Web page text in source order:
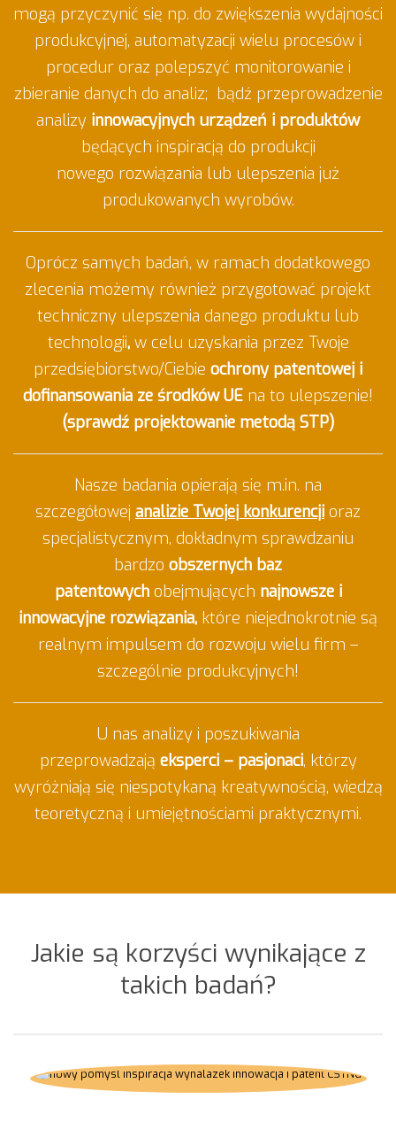
mogą przyczynić się np. do zwiększenia wydajności
produkcyjnej, automatyzacji wielu procesów i
procedur oraz polepszyć monitorowanie i
zbieranie danych do analiz; bądź przeprowadzenie
analizy innowacyjnych urządzeń i produktów
będących inspiracją do produkcji
nowego rozwiązania lub ulepszenia już
produkowanych wyrobów.
Oprócz samych badań, w ramach dodatkowego
zlecenia możemy również przygotować projekt
techniczny ulepszenia danego produktu lub
technologii, w celu uzyskania przez Twoje
przedsiębiorstwo/Ciebie ochrony patentowej i
dofinansowania ze środków UE na to ulepszenie!
(sprawdź projektowanie metodą STP)
Nasze badania opierają się m.in. na
szczegółowej analizie Twojej konkurencji oraz
specjalistycznym, dokładnym sprawdzaniu
bardzo obszernych baz
patentowychobejmujących najnowsze i
innowacyjne rozwiązania, które niejednokrotnie są
realnym impulsem do rozwoju wielu firm –
szczególnie produkcyjnych!
U nas analizy i poszukiwania
przeprowadzają eksperci – pasjonaci, którzy
wyróżniają się niespotykaną kreatywnością, wiedzą
teoretyczną i umiejętnościami praktycznymi.
Jakie są korzyści wynikające z
takich badań?